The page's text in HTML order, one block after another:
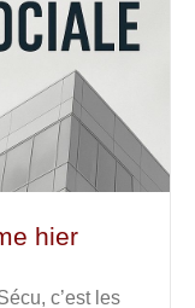
hier
c’est les